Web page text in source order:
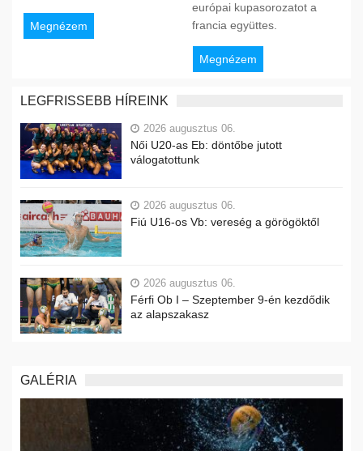
Megnézem
európai kupasorozatot a
francia együttes.
Megnézem
LEGFRISSEBB HÍREINK
2026 augusztus 06.
Női U20-as Eb: döntőbe jutott
válogatottunk
2026 augusztus 06.
Fiú U16-os Vb: vereség a görögöktől
2026 augusztus 06.
Férfi Ob I – Szeptember 9-én kezdődik
az alapszakasz
GALÉRIA